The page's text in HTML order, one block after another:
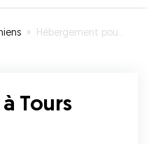
» Hébergement pour votre chien à Tours
Tours